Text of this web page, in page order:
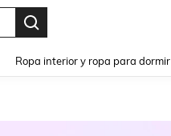
Ropa interior y ropa para dormir